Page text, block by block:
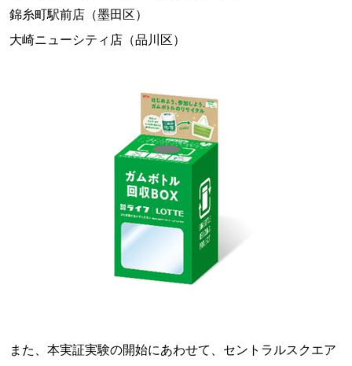
錦糸町駅前店（墨田区）
大崎ニューシティ店（品川区）
また、本実証実験の開始にあわせて、セントラルスクエア